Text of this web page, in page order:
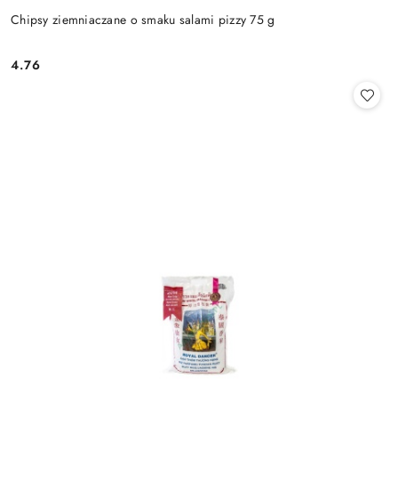
Chipsy ziemniaczane o smaku salami pizzy 75 g
Cena:
4.76